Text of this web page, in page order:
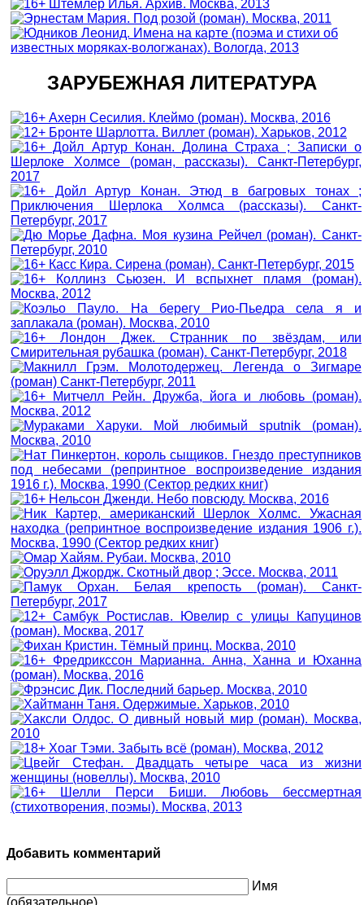
ЗАРУБЕЖНАЯ ЛИТЕРАТУРА
Добавить комментарий
Имя